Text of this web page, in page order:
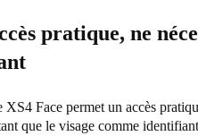
Italiano
pratique, ne
XS4 Face permet un accès
que le visage comme